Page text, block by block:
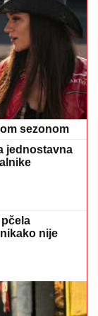
sezonom
jednostavna
nije